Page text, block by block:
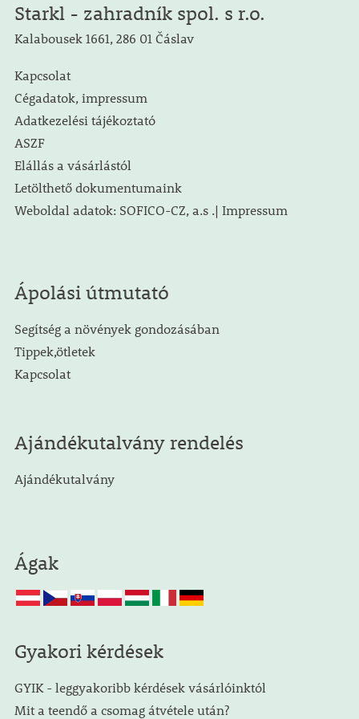
Starkl - zahradník spol. s r.o.
Kalabousek 1661, 286 01 Čáslav
Kapcsolat
Cégadatok, impressum
Adatkezelési tájékoztató
ASZF
Elállás a vásárlástól
Letölthető dokumentumaink
Weboldal adatok: SOFICO-CZ, a.s .| Impressum
Ápolási útmutató
Segítség a növények gondozásában
Tippek,ötletek
Kapcsolat
Ajándékutalvány rendelés
Ajándékutalvány
Ágak
Gyakori kérdések
GYIK - leggyakoribb kérdések vásárlóinktól
Mit a teendő a csomag átvétele után?